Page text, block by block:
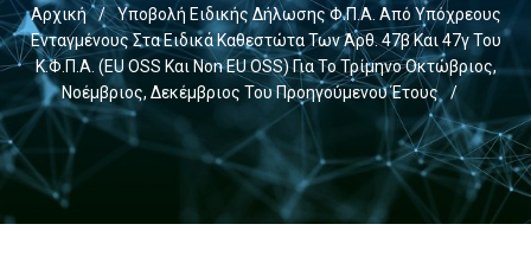
Αρχική /
Υποβολή Ειδικής Δήλωσης Φ.Π.Α. Από Υπόχρεους
Ενταγμένους Στα Ειδικά Καθεστώτα Των Άρθ. 47β Και 47γ Του
Κ.Φ.Π.Α. (EU OSS Και Non EU OSS) Για Το Τρίμηνο Οκτώβριος,
Νοέμβριος, Δεκέμβριος Του Προηγούμενου Έτους
/